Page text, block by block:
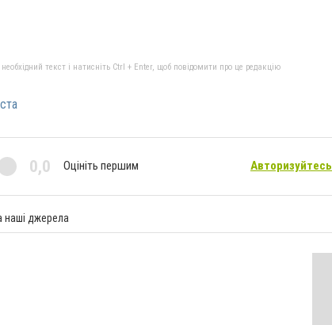
текст і натисніть Ctrl + Enter, щоб повідомити про це редакцію
0,0 Оцініть першим Авторизуйтесь
наші джерела